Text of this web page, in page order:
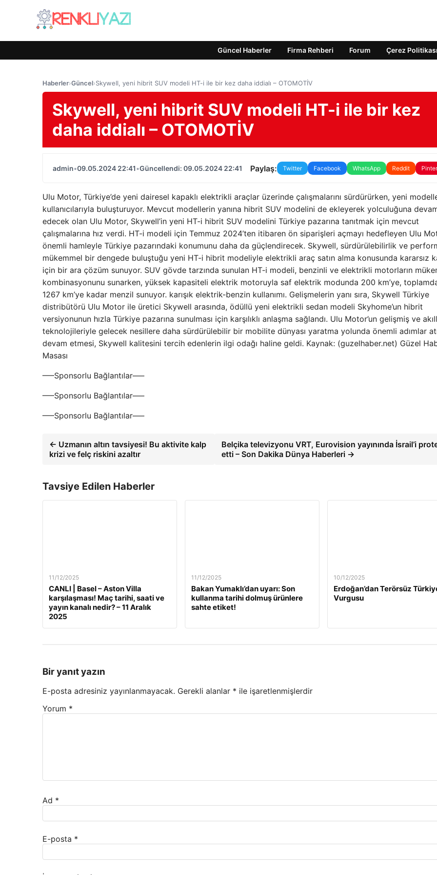
Güncel Haberler Firma Rehberi Forum Çerez Politikası
Haberler›Güncel›Skywell, yeni hibrit SUV modeli HT-i ile bir kez daha iddialı – OTOMOTİV
Skywell, yeni hibrit SUV modeli HT-i ile bir kez
daha iddialı – OTOMOTİV
admin•09.05.2024 22:41•Güncellendi: 09.05.2024 22:41 Paylaş: Twitter Facebook WhatsApp Reddit
Ulu Motor, Türkiye’de yeni dairesel kapaklı elektrikli araçlar üzerinde çalışmalarını sürdürürken, yeni
kullanıcılarıyla buluşturuyor. Mevcut modellerin yanına hibrit SUV modelini de ekleyerek yolculuğuna
edecek olan Ulu Motor, Skywell’in yeni HT-i hibrit SUV modelini Türkiye pazarına tanıtmak için mevcut
çalışmalarına hız verdi. HT-i modeli için Temmuz 2024’ten itibaren ön siparişleri açmayı hedefleyen Ulu
önemli hamleyle Türkiye pazarındaki konumunu daha da güçlendirecek. Skywell, sürdürülebilirlik ve
mükemmel bir dengede buluştuğu yeni HT-i hibrit modeliyle elektrikli araç satın alma konusunda kararsız
için bir ara çözüm sunuyor. SUV gövde tarzında sunulan HT-i modeli, benzinli ve elektrikli motorların
kombinasyonunu sunarken, yüksek kapasiteli elektrik motoruyla saf elektrik modunda 200 km’ye,
1267 km’ye kadar menzil sunuyor. karışık elektrik-benzin kullanımı. Gelişmelerin yanı sıra, Skywell Türkiye
distribütörü Ulu Motor ile üretici Skywell arasında, ödüllü yeni elektrikli sedan modeli Skyhome’un hibrit
versiyonunun hızla Türkiye pazarına sunulması için karşılıklı anlaşma sağlandı. Ulu Motor’un gelişmiş ve
teknolojileriyle gelecek nesillere daha sürdürülebilir bir mobilite dünyası yaratma yolunda önemli adımlar
devam etmesi, Skywell kalitesini tercih edenlerin ilgi odağı haline geldi. Kaynak: (guzelhaber.net) Güzel
Masası
—–Sponsorlu Bağlantılar—–
—–Sponsorlu Bağlantılar—–
—–Sponsorlu Bağlantılar—–
← Uzmanın altın tavsiyesi! Bu aktivite kalp
krizi ve felç riskini azaltır
Belçika televizyonu VRT, Eurovision yayınında İsrail’i
etti – Son Dakika Dünya Haberleri →
Tavsiye Edilen Haberler
11/12/2025
CANLI | Basel – Aston Villa
karşılaşması! Maç tarihi, saati ve
yayın kanalı nedir? – 11 Aralık
2025
11/12/2025
Bakan Yumaklı’dan uyarı: Son
kullanma tarihi dolmuş ürünlere
sahte etiket!
10/12/2025
Erdoğan’dan Terörsüz
Vurgusu
Bir yanıt yazın
E-posta adresiniz yayınlanmayacak. Gerekli alanlar * ile işaretlenmişlerdir
Yorum *
Ad *
E-posta *